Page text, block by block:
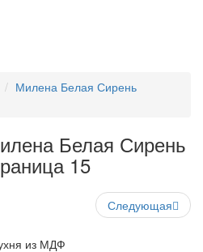
Милена Белая Сирень
Белая Сирень
15
Следующая